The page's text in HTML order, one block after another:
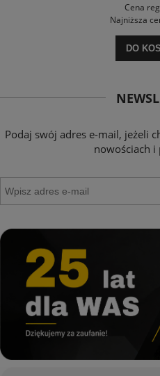
Cena
Najniższa
DO
Podaj swój adres e-mail, jeżeli
nowościach i